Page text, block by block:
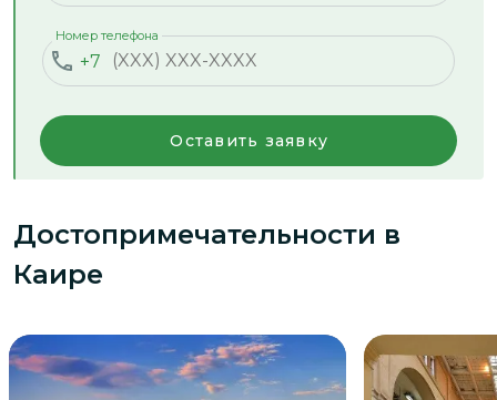
+7
Номер телефона
Оставить заявку
Достопримечательности в
Каире